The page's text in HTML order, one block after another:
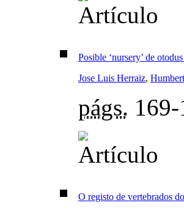
Posible ‘nursery’ de
Jose Luis Herraiz,
págs.
O registo de vertebrados